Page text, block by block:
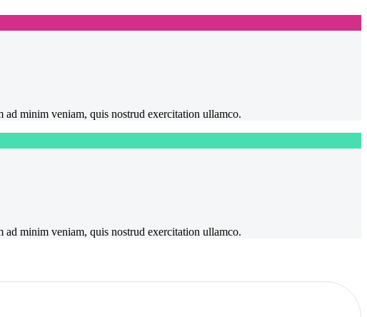
minim veniam, quis nostrud exercitation ullamco.
minim veniam, quis nostrud exercitation ullamco.